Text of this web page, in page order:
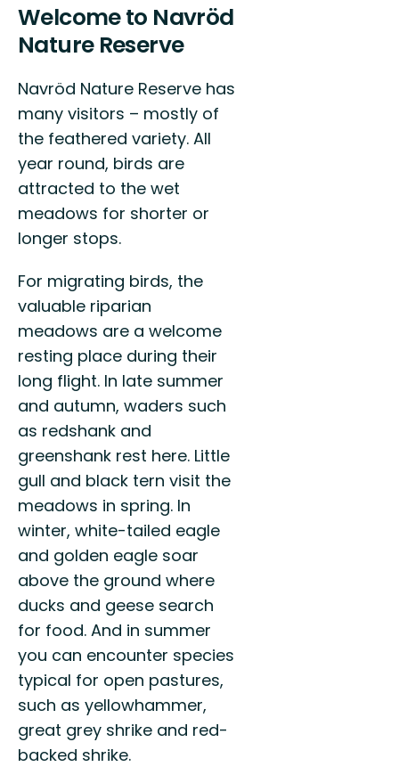
Welcome to Navröd
Nature Reserve
Navröd Nature Reserve has
many visitors – mostly of
the feathered variety. All
year round, birds are
attracted to the wet
meadows for shorter or
longer stops.
For migrating birds, the
valuable riparian
meadows are a welcome
resting place during their
long flight. In late summer
and autumn, waders such
as redshank and
greenshank rest here. Little
gull and black tern visit the
meadows in spring. In
winter, white-tailed eagle
and golden eagle soar
above the ground where
ducks and geese search
for food. And in summer
you can encounter species
typical for open pastures,
such as yellowhammer,
great grey shrike and red-
backed shrike.